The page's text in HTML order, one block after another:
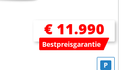
€ 11.990
Bestpreisgarantie
P